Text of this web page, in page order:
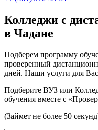
Колледжи с
в Чадане
Подберем программу
проверенный
дней. Наши услуги для
Подберите ВУЗ или
обучения вместе с
(Займет не более 50